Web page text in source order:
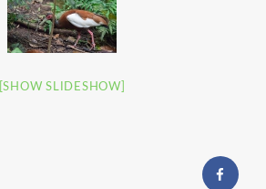
[SHOW SLIDESHOW]